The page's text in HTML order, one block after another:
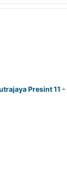
Presint 11 -